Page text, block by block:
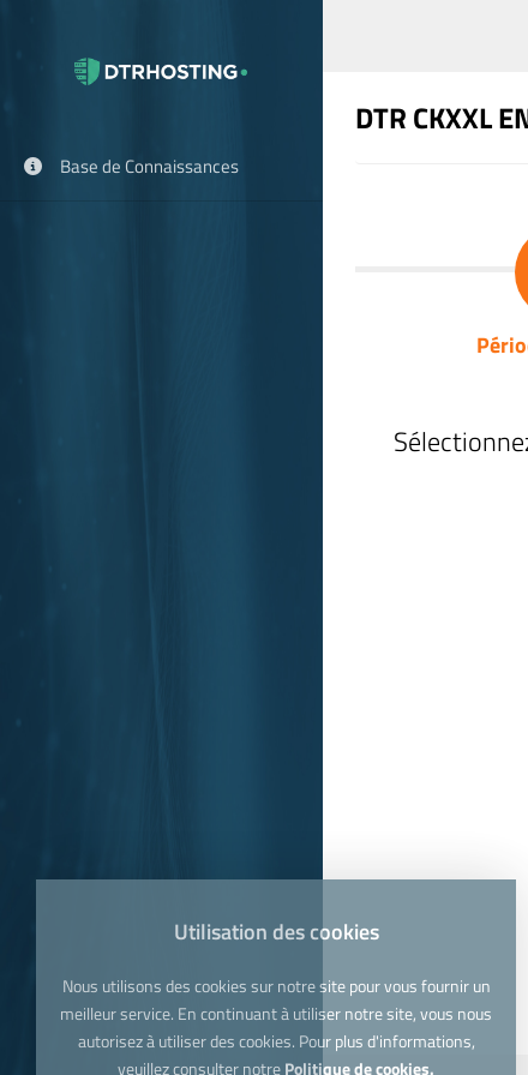
DTR CKXXL
Base de Connaissances
Utilisation des cookies
Nous utilisons des cookies sur notre site pour vous fournir un
meilleur service. En continuant à utiliser notre site, vous nous
autorisez à utiliser des cookies. Pour plus d'informations,
veuillez consulter notrePolitique de cookies.